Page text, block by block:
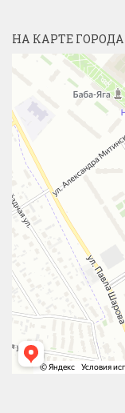
НА КАРТЕ ГОРОДА